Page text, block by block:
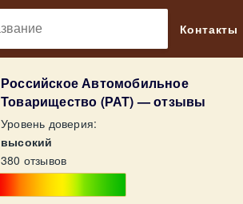
Контакты
Российское Автомобильное
Товарищество (РАТ) — отзывы
Уровень доверия:
высокий
380 отзывов